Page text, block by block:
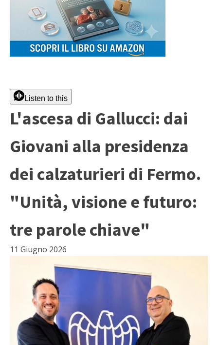
Listen to this
L'ascesa di Gallucci: dai
Giovani alla presidenza
dei calzaturieri di Fermo.
"Unità, visione e futuro:
tre parole chiave"
11 Giugno 2026